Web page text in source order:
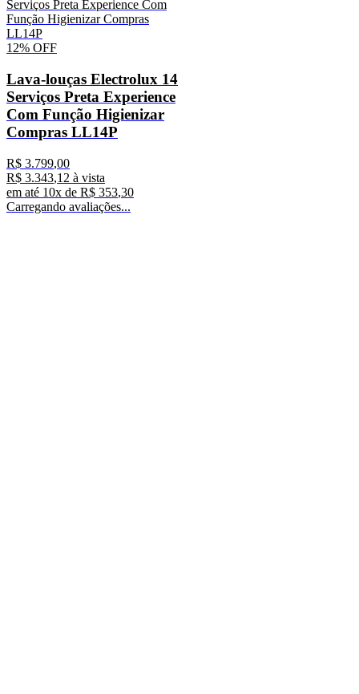
12% OFF
Lava-louças Electrolux 14
Serviços Preta Experience
Com Função Higienizar
Compras LL14P
R$ 3.799,00
R$ 3.343,12 à vista
em até 10x de R$ 353,30
Carregando avaliações...